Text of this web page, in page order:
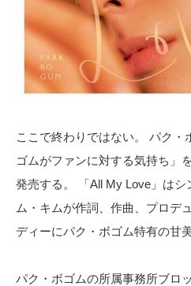
ここで終わりではない。 パク・
ゴムがファンに対する気持ち」
発売する。 「All My Love」は
ム・キムが作詞、作曲、プロデ
ディーにパク・ボゴム特有の甘
パク・ボゴムの所属事務所ブロ